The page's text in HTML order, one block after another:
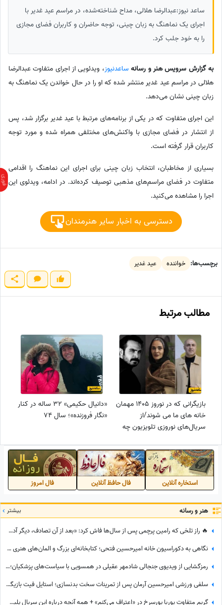
ساعد نیوز:عبدالرضا هلالی، مداح شناخته‌شده، در مراسم عید غدیر با
اجرای یک نماهنگ به زبان چینی، توجه حاضران و کاربران فضای مجازی
را به خود جلب کرد.
به گزارش سرویس هنر و رسانه ساعدنیوز، ویدئویی از اجرای متفاوت عبدالرضا
هلالی در مراسم عید غدیر منتشر شده که او را در حال خواندن یک نماهنگ به
زبان چینی نشان می‌دهد.
این اجرای متفاوت که در یکی از برنامه‌های مرتبط با عید غدیر برگزار شد، پس
از انتشار در فضای مجازی با واکنش‌های مختلفی همراه شده و مورد توجه
کاربران قرار گرفته است.
بسیاری از مخاطبان، انتخاب زبان چینی برای اجرای این نماهنگ را اقدامی
متفاوت در فضای مراسم‌های مذهبی توصیف کرده‌اند. در ادامه، ویدئوی این
اجرا را مشاهده می‌کنید.
دسترسی به اخبار سایر هنرمندان
برچسب‌ها: خواننده عید غدیر
مطالب مرتبط
بازیگرانی که در نوروز 1405 مهمان
خانه های ما می شوند/از
سریال‌های نوروزی تلویزیون چه
«دانیال حکیمی» 32 ساله در کنار
«نگار فروزنده»؛ سال 74
استخاره آنلاین فال حافظ آنلاین فال امروز
هنر و رسانه بیشتر
🔥 راز تلخی که رامین پرچمی پس از سال‌ها فاش کرد: «بعد از آن تصادف، دیگر آدم سابق نشدم؛ رابطه خوبی با پدر و مادرم نداشتم و چموش بودم...»
نگاهی به دکوراسیون خانه امیرحسین فتحی؛ کتابخانه‌ای بزرگ و المان‌های هنری که همه را غافلگیر کرد/ بیخود نیست بهش میگن آقازاده سینمای ایران
رمزگشایی از ویدیوی جنجالی شادمهر عقیلی در همسویی با سیاست‌های پزشکیان؛ آیا «گل یاس» بلیت برگشت به خانه است؟
سلفی ورزشی امیرحسین آرمان پس از تمرینات سخت بدنسازی؛ استایل فیت بازیگر محبوب در باشگاه
گریم متفاوت پوریا پورسرخ در «اعتراف می‌کنم» + همه آنچه درباره این سریال پلیسی باید بدانید